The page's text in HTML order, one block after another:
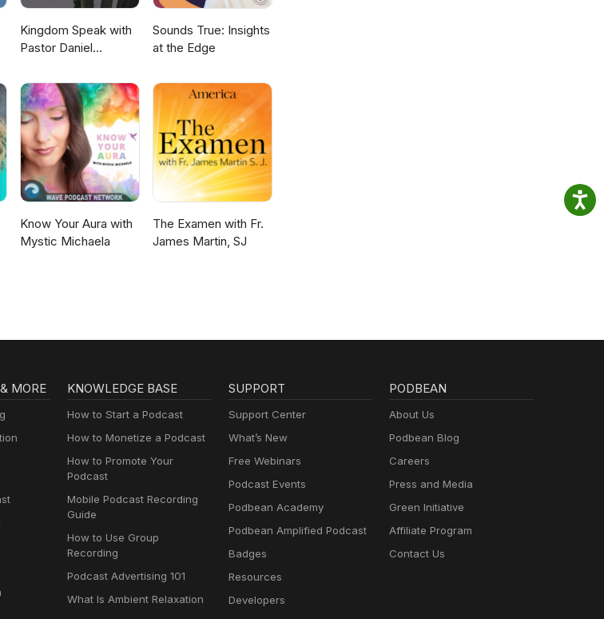
Kingdom Speak with
Pastor Daniel
Sounds True: Insights
at the Edge
Know Your Aura with
Mystic Michaela
The Examen with Fr.
James Martin, SJ
MORE KNOWLEDGE BASE
How to Start a Podcast
How to Monetize a Podcast
How to Promote Your
Podcast
Mobile Podcast Recording
Guide
How to Use Group
Recording
Podcast Advertising 101
What Is Ambient Relaxation
SUPPORT
Support Center
What’s New
Free Webinars
Podcast Events
Podbean Academy
Podbean Amplified Podcast
Badges
Resources
Developers
PODBEAN
About Us
Podbean Blog
Careers
Press and Media
Green Initiative
Affiliate Program
Contact Us